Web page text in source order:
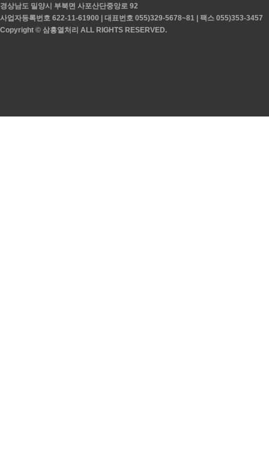
경상남도 밀양시 부북면 사포산단중앙로 92
사업자등록번호 622-11-61900 | 대표번호 055)329-5678~81 | 팩스 055)353-3457
Copyright © 삼흥열처리 ALL RIGHTS RESERVED.